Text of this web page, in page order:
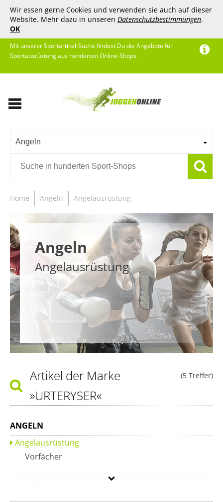
Wir essen gerne Cookies und verwenden sie auch auf dieser
Website. Mehr dazu in unseren Datenschutzbestimmungen.
OK
Mit unserer Sportartikel-Suche findest Du die Angebote für
Sportausrüstung aus hunderten Online-Shops.
Angeln
Home Angeln Angelausrüstung
Angeln
Angelausrüstung
(5 Treffer)
Artikel der Marke
»URTERYSER«
ANGELN
Angelausrüstung
Vorfächer